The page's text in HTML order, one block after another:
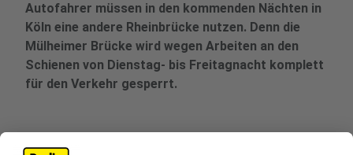
Autofahrer müssen in den kommenden Nächten in
Köln eine andere Rheinbrücke nutzen. Denn die
Mülheimer Brücke wird wegen Arbeiten an den
Schienen von Dienstag- bis Freitagnacht komplett
für den Verkehr gesperrt.
Veröffentlicht: